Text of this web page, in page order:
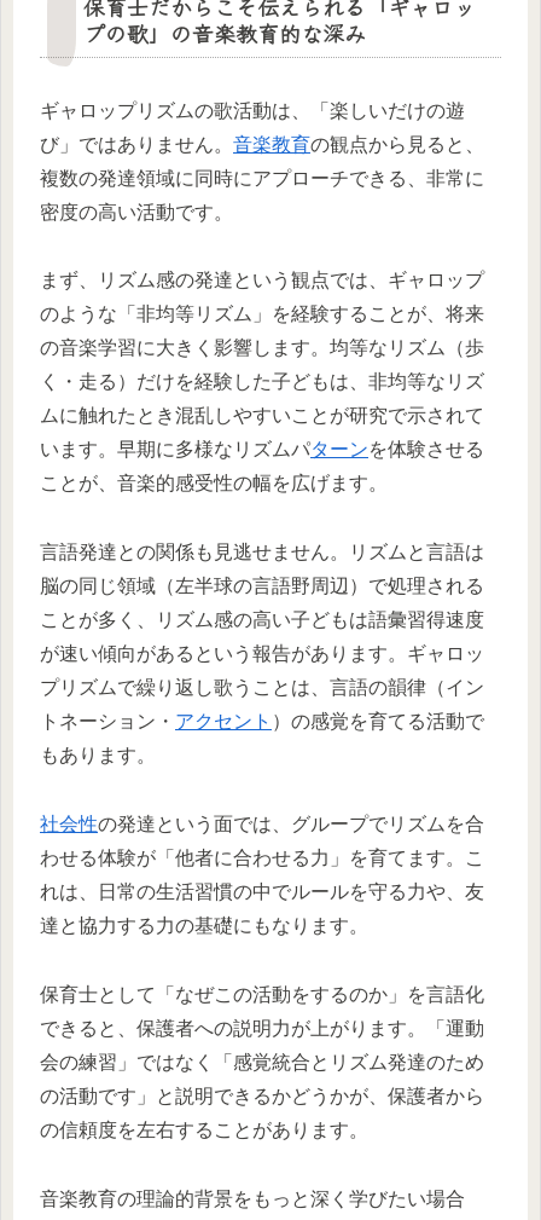
保育士だからこそ伝えられる「ギャロッ
プの歌」の音楽教育的な深み
ギャロップリズムの歌活動は、「楽しいだけの遊
び」ではありません。 音楽教育の観点から見ると、
複数の発達領域に同時にアプローチできる、非常に
密度の高い活動です。
まず、リズム感の発達という観点では、ギャロップ
のような「非均等リズム」を経験することが、将来
の音楽学習に大きく影響します。均等なリズム（歩
く・走る）だけを経験した子どもは、非均等なリズ
ムに触れたとき混乱しやすいことが研究で示されて
います。早期に多様なリズムパターンを体験させる
ことが、音楽的感受性の幅を広げます。
言語発達との関係も見逃せません。リズムと言語は
脳の同じ領域（左半球の言語野周辺）で処理される
ことが多く、リズム感の高い子どもは語彙習得速度
が速い傾向があるという報告があります。ギャロッ
プリズムで繰り返し歌うことは、言語の韻律（イン
トネーション・ アクセント ）の感覚を育てる活動で
もあります。
社会性の発達という面では、グループでリズムを合
わせる体験が「他者に合わせる力」を育てます。こ
れは、日常の生活習慣の中でルールを守る力や、友
達と協力する力の基礎にもなります。
保育士として「なぜこの活動をするのか」を言語化
できると、保護者への説明力が上がります。「運動
会の練習」ではなく「感覚統合とリズム発達のため
の活動です」と説明できるかどうかが、保護者から
の信頼度を左右することがあります。
音楽教育の理論的背景をもっと深く学びたい場合